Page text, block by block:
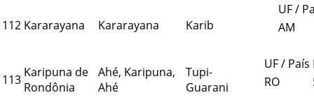
112 Kararayana Kararayana Karib
UF /
AM
113 Karipuna de
Rondônia
Ahé, Karipuna,
Ahé
Tupi-
Guarani
UF / País
RO